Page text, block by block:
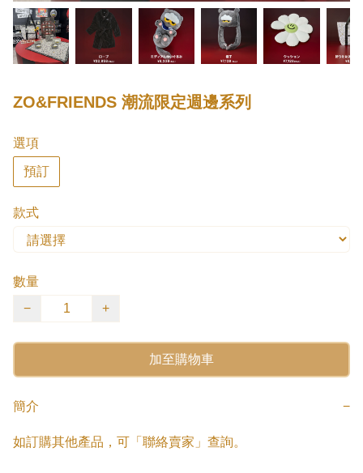
ZO&FRIENDS 潮流限定週邊系列
選項
預訂
款式
數量
−
+
加至購物車
簡介 −
如訂購其他產品，可「聯絡賣家」查詢。